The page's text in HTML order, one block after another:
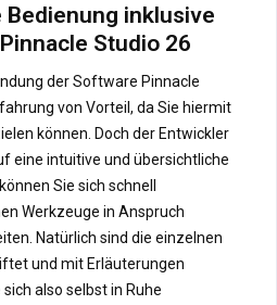
inklusive
Studio 26
der Software Pinnacle
von Vorteil, da Sie hiermit
können. Doch der Entwickler
eine intuitive und übersichtliche
Sie sich schnell
Werkzeuge in Anspruch
Natürlich sind die einzelnen
und mit Erläuterungen
also selbst in Ruhe